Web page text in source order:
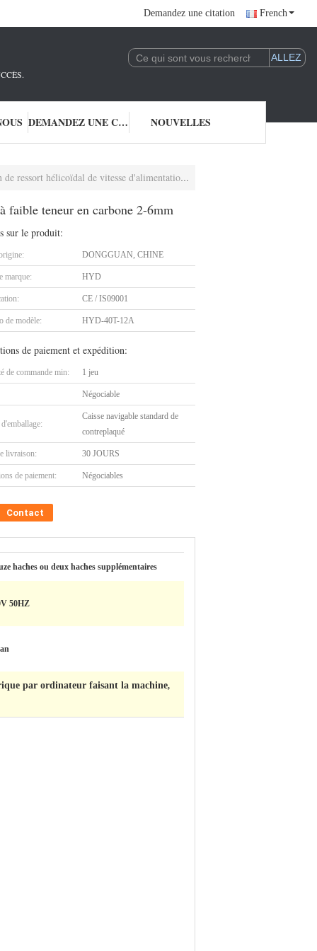
Demandez une citation French
DEMANDEZ UNE CITATION NOUVELLES
d'alimentation pour l'acier à faible teneur en carbone 2-6mm
faible teneur en carbone 2-6mm
sur le produit:
DONGGUAN, CHINE
marque: HYD
CE / IS09001
de modèle: HYD-40T-12A
de paiement et expédition:
de commande min: 1 jeu
Négociable
Caisse navigable standard de
contreplaqué
livraison: 30 JOURS
de paiement: Négociables
Contact
haches ou deux haches supplémentaires
50HZ
par ordinateur faisant la machine,